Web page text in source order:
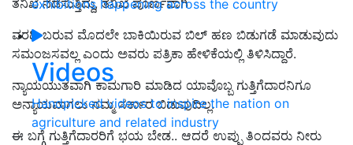
exhibitions happening across the country
Videos
Handpicked videos to inspire the nation on
agriculture and related industry
ತನಿಖೆ ನಡೆಸುತ್ತಿದ್ದು, ತನಿಖೆ ಪೂರ್ಣವಾಗಿ
ವರದಿ ಬರುವ ಮೊದಲೇ ಬಾಕಿಯಿರುವ ಬಿಲ್ ಹಣ ಬಿಡುಗಡೆ ಮಾಡುವುದು
ಸಮಂಜಸವಲ್ಲ ಎಂದು ಅವರು ಪತ್ರಿಕಾ ಹೇಳಿಕೆಯಲ್ಲಿ ತಿಳಿಸಿದ್ದಾರೆ.
ನ್ಯಾಯಯುತವಾಗಿ ಕಾಮಗಾರಿ ಮಾಡಿದ ಯಾವೊಬ್ಬ ಗುತ್ತಿಗೆದಾರನಿಗೂ
ಅನ್ಯಾಯವಾಗಲು ನಮ್ಮ ಸರ್ಕಾರ ಬಿಡುವುದಿಲ್ಲ.
ಈ ಬಗ್ಗೆ ಗುತ್ತಿಗೆದಾರರಿಗೆ ಭಯ ಬೇಡ.. ಆದರೆ ಉಪ್ಪು ತಿಂದವರು ನೀರು